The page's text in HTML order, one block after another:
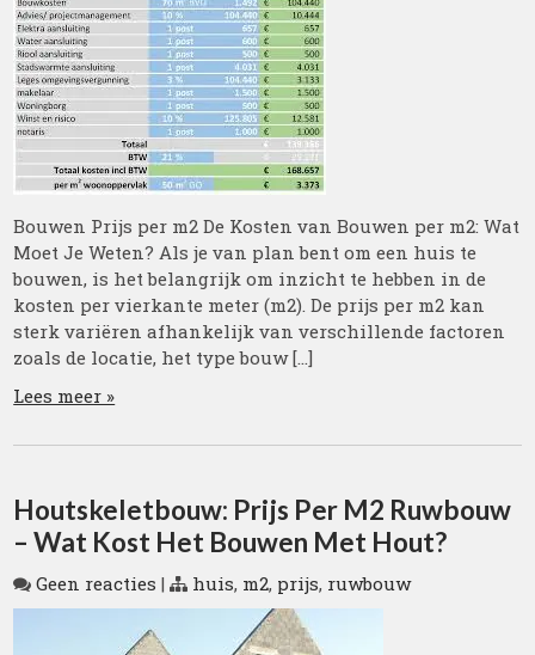
Bouwen Prijs per m2 De Kosten van Bouwen per m2: Wat
Moet Je Weten? Als je van plan bent om een huis te
bouwen, is het belangrijk om inzicht te hebben in de
kosten per vierkante meter (m2). De prijs per m2 kan
sterk variëren afhankelijk van verschillende factoren
zoals de locatie, het type bouw […]
Lees meer »
Houtskeletbouw: Prijs Per M2 Ruwbouw
– Wat Kost Het Bouwen Met Hout?
Geen reacties | huis, m2, prijs, ruwbouw